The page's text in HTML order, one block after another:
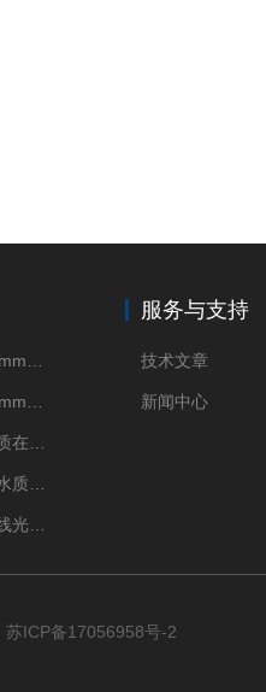
服务与支持
技术文章
新闻中心
苏ICP备17056958号-2